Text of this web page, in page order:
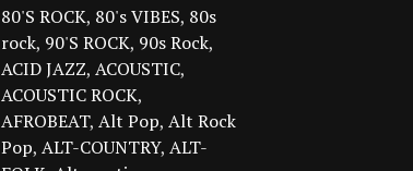
80'S ROCK 80's VIBES 80s
rock 90'S ROCK 90s Rock
ACID JAZZ ACOUSTIC
ACOUSTIC ROCK
AFROBEAT Alt Pop Alt Rock
Pop ALT-COUNTRY ALT-